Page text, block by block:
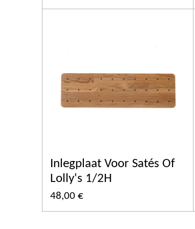
Inlegplaat Voor Satés Of
Lolly's 1/2H
48,00 €